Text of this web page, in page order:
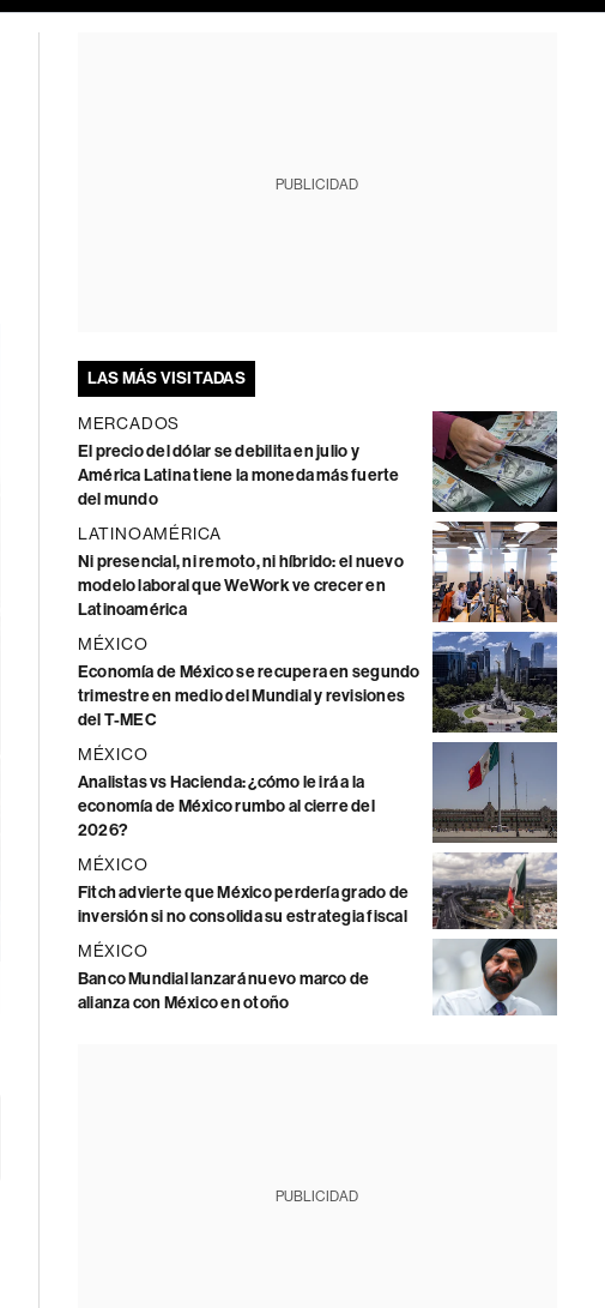
PUBLICIDAD
LAS MÁS VISITADAS
MERCADOS
El precio del dólar se debilita en julio y
América Latina tiene la moneda más fuerte
del mundo
LATINOAMÉRICA
Ni presencial, ni remoto, ni híbrido: el nuevo
modelo laboral que WeWork ve crecer en
Latinoamérica
MÉXICO
Economía de México se recupera en segundo
trimestre en medio del Mundial y revisiones
del T-MEC
MÉXICO
Analistas vs Hacienda: ¿cómo le irá a la
economía de México rumbo al cierre del
2026?
MÉXICO
Fitch advierte que México perdería grado de
inversión si no consolida su estrategia fiscal
MÉXICO
Banco Mundial lanzará nuevo marco de
alianza con México en otoño
PUBLICIDAD